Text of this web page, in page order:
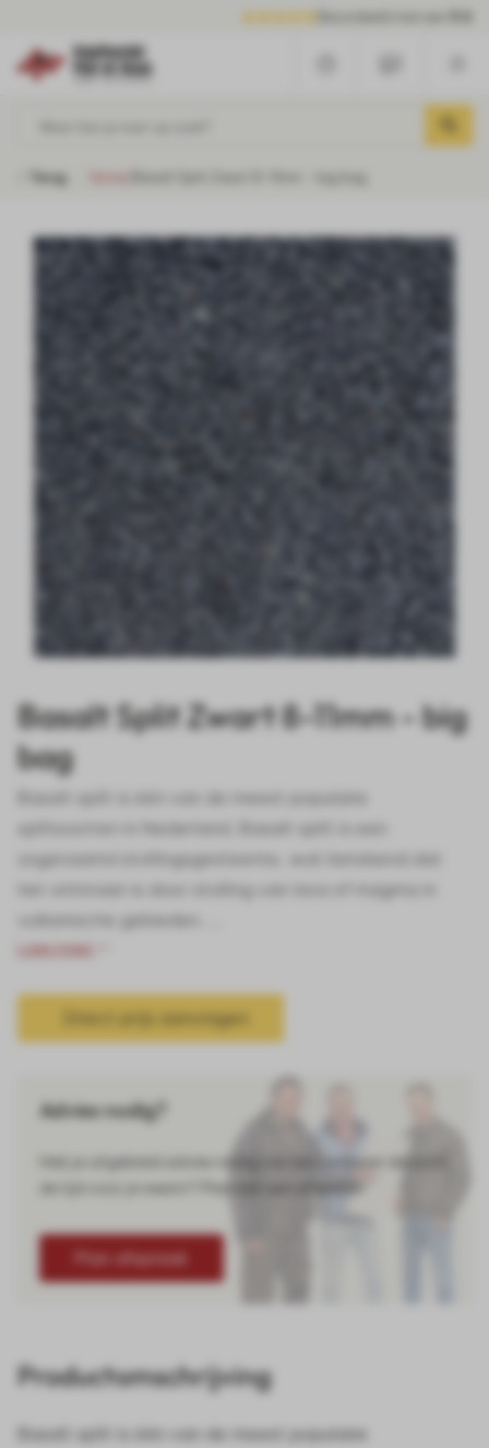
Terug
Basalt Split Zwart 8-11mm - big
bag
Lees meer
Direct prijs aanvragen
Advies nodig?
Heb je uitgebreid advies nodig van een verkoper die echt
Plan afspraak
Productomschrijving
Basalt split is één van de meest populaire